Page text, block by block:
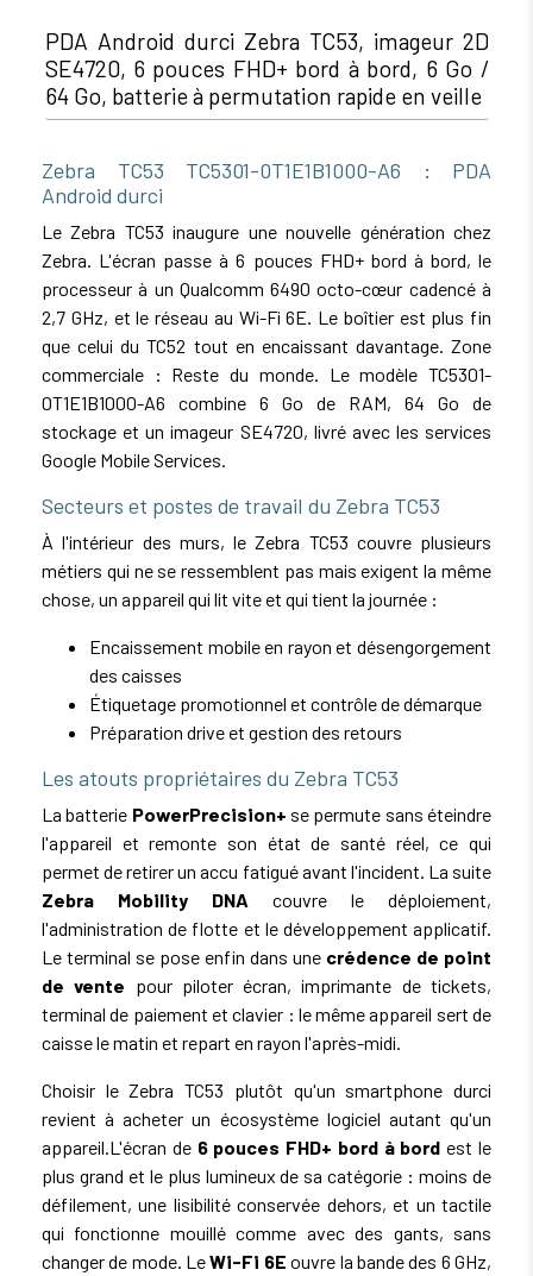
PDA Android durci Zebra TC53, imageur 2D
SE4720, 6 pouces FHD+ bord à bord, 6 Go /
64 Go, batterie à permutation rapide en veille
Zebra TC53 TC5301-0T1E1B1000-A6 : PDA
Android durci
Le Zebra TC53 inaugure une nouvelle génération chez
Zebra. L'écran passe à 6 pouces FHD+ bord à bord, le
processeur à un Qualcomm 6490 octo-cœur cadencé à
2,7 GHz, et le réseau au Wi-Fi 6E. Le boîtier est plus fin
que celui du TC52 tout en encaissant davantage. Zone
commerciale : Reste du monde. Le modèle TC5301-
0T1E1B1000-A6 combine 6 Go de RAM, 64 Go de
stockage et un imageur SE4720, livré avec les services
Google Mobile Services.
Secteurs et postes de travail du Zebra TC53
À l'intérieur des murs, le Zebra TC53 couvre plusieurs
métiers qui ne se ressemblent pas mais exigent la même
chose, un appareil qui lit vite et qui tient la journée :
Encaissement mobile en rayon et désengorgement
des caisses
Étiquetage promotionnel et contrôle de démarque
Préparation drive et gestion des retours
Les atouts propriétaires du Zebra TC53
La batterie PowerPrecision+ se permute sans éteindre
l'appareil et remonte son état de santé réel, ce qui
permet de retirer un accu fatigué avant l'incident. La suite
Zebra Mobility DNA couvre le déploiement,
l'administration de flotte et le développement applicatif.
Le terminal se pose enfin dans une crédence de point
de vente pour piloter écran, imprimante de tickets,
terminal de paiement et clavier : le même appareil sert de
caisse le matin et repart en rayon l'après-midi.
Choisir le Zebra TC53 plutôt qu'un smartphone durci
revient à acheter un écosystème logiciel autant qu'un
appareil.L'écran de 6 pouces FHD+ bord à bord est le
plus grand et le plus lumineux de sa catégorie : moins de
défilement, une lisibilité conservée dehors, et un tactile
qui fonctionne mouillé comme avec des gants, sans
changer de mode. LeWi-Fi 6E ouvre la bande des 6 GHz,